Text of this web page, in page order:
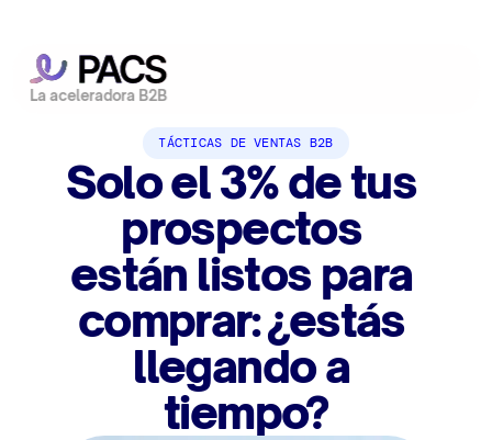
La aceleradora B2B
TÁCTICAS DE VENTAS B2B
Solo el 3% de tus
prospectos
están listos para
comprar: ¿estás
llegando a
tiempo?